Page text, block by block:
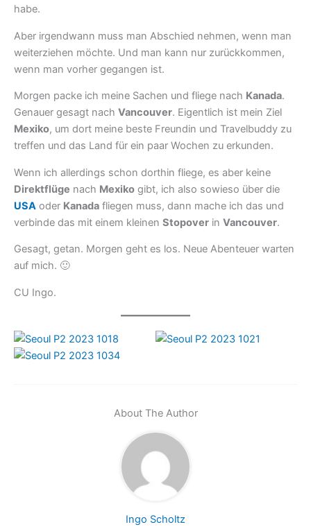
habe.
Aber irgendwann muss man Abschied nehmen, wenn man
weiterziehen möchte. Und man kann nur zurückkommen,
wenn man vorher gegangen ist.
Morgen packe ich meine Sachen und fliege nach Kanada.
Genauer gesagt nach Vancouver. Eigentlich ist mein Ziel
Mexiko, um dort meine beste Freundin und Travelbuddy zu
treffen und das Land für ein paar Wochen zu erkunden.
Wenn ich allerdings schon dorthin fliege, es aber keine
Direktflüge nach Mexiko gibt, ich also sowieso über die
USA oder Kanada fliegen muss, dann mache ich das und
verbinde das mit einem kleinen Stopover in Vancouver.
Gesagt, getan. Morgen geht es los. Neue Abenteuer warten
auf mich. 🙂
CU Ingo.
About The Author
Ingo Scholtz